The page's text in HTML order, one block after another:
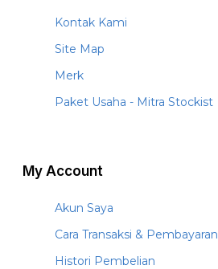
Kontak Kami
Site Map
Merk
Paket Usaha - Mitra Stockist
My Account
Akun Saya
Cara Transaksi & Pembayaran
Histori Pembelian